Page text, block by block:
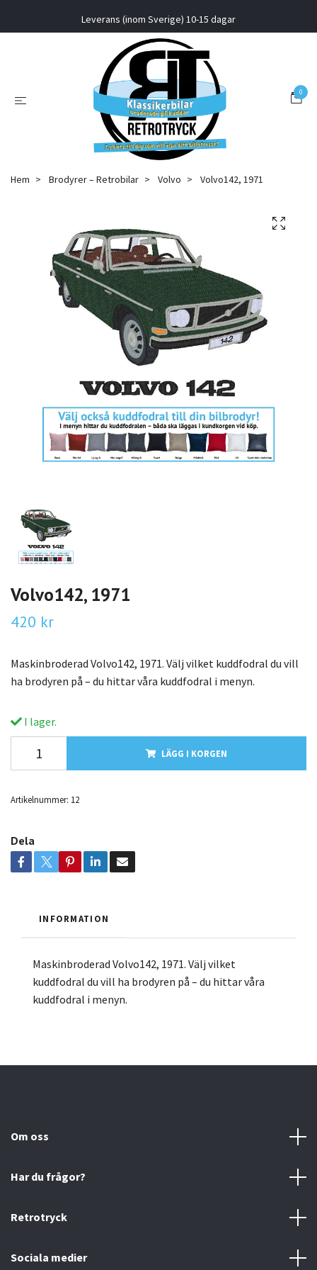
Leverans (inom Sverige) 10-15 dagar
0
Hem Brodyrer – Retrobilar Volvo Volvo142, 1971
Volvo142, 1971
420 kr
Maskinbroderad Volvo142, 1971. Välj vilket kuddfodral du vill
ha brodyren på – du hittar våra kuddfodral i menyn.
I lager.
LÄGG I KORGEN
Artikelnummer: 12
Dela
INFORMATION
Maskinbroderad Volvo142, 1971. Välj vilket
kuddfodral du vill ha brodyren på – du hittar våra
kuddfodral i menyn.
Om oss
Har du frågor?
Retrotryck
Sociala medier